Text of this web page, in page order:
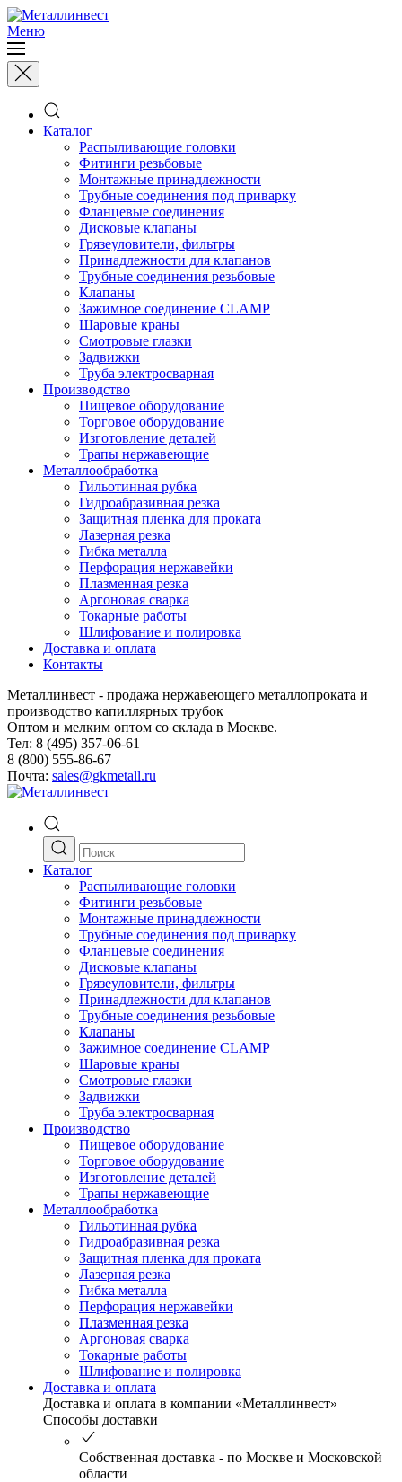
Меню
Каталог
Распыливающие головки
Фитинги резьбовые
Монтажные принадлежности
Трубные соединения под приварку
Фланцевые соединения
Дисковые клапаны
Грязеуловители, фильтры
Принадлежности для клапанов
Трубные соединения резьбовые
Клапаны
Зажимное соединение CLAMP
Шаровые краны
Смотровые глазки
Задвижки
Труба электросварная
Производство
Пищевое оборудование
Торговое оборудование
Изготовление деталей
Трапы нержавеющие
Металлообработка
Гильотинная рубка
Гидроабразивная резка
Защитная пленка для проката
Лазерная резка
Гибка металла
Перфорация нержавейки
Плазменная резка
Аргоновая сварка
Токарные работы
Шлифование и полировка
Доставка и оплата
Контакты
Металлинвест - продажа нержавеющего металлопроката и
производство капиллярных трубок
Оптом и мелким оптом со склада в Москве.
Тел: 8 (495) 357-06-61
8 (800) 555-86-67
Почта: sales@gkmetall.ru
Каталог
Распыливающие головки
Фитинги резьбовые
Монтажные принадлежности
Трубные соединения под приварку
Фланцевые соединения
Дисковые клапаны
Грязеуловители, фильтры
Принадлежности для клапанов
Трубные соединения резьбовые
Клапаны
Зажимное соединение CLAMP
Шаровые краны
Смотровые глазки
Задвижки
Труба электросварная
Производство
Пищевое оборудование
Торговое оборудование
Изготовление деталей
Трапы нержавеющие
Металлообработка
Гильотинная рубка
Гидроабразивная резка
Защитная пленка для проката
Лазерная резка
Гибка металла
Перфорация нержавейки
Плазменная резка
Аргоновая сварка
Токарные работы
Шлифование и полировка
Доставка и оплата
Доставка и оплата в компании «Металлинвест»
Способы доставки
Собственная доставка - по Москве и Московской
области